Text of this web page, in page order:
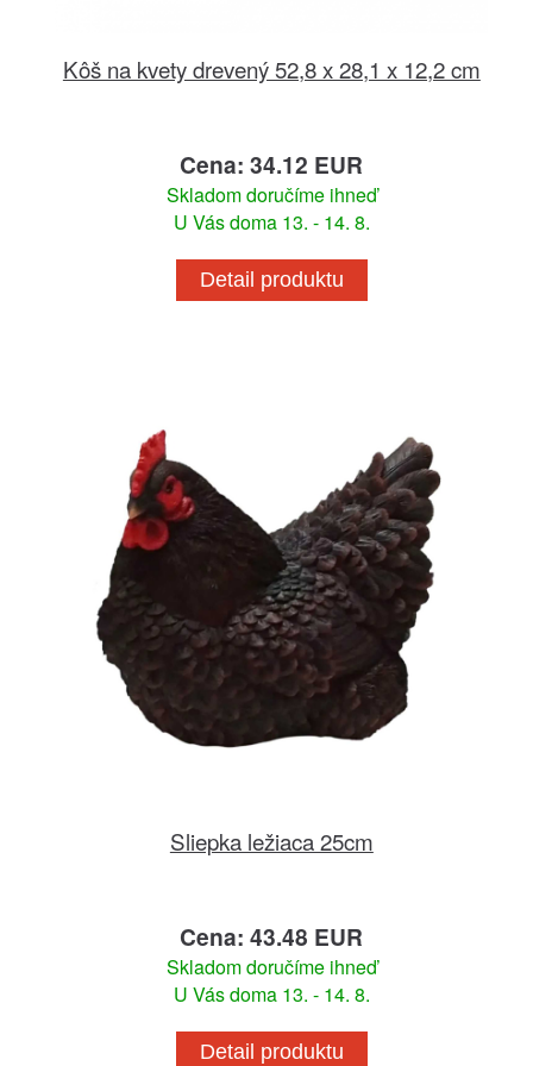
Kôš na kvety drevený 52,8 x 28,1 x 12,2 cm
Cena: 34.12 EUR
Skladom doručíme ihneď
U Vás doma 13. - 14. 8.
Detail produktu
Sliepka ležiaca 25cm
Cena: 43.48 EUR
Skladom doručíme ihneď
U Vás doma 13. - 14. 8.
Detail produktu